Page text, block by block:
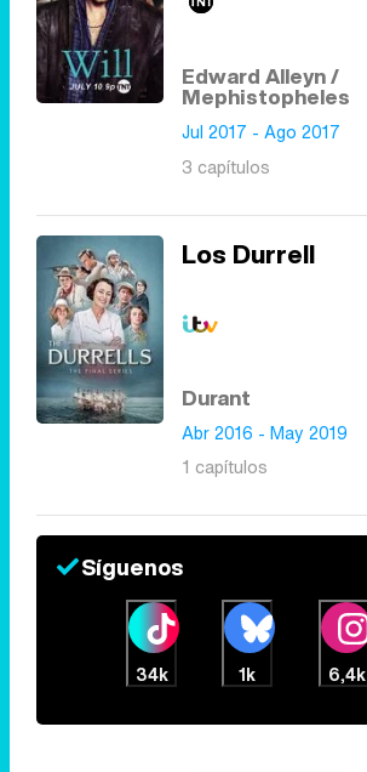
Edward Alleyn /
Mephistopheles
Jul 2017 - Ago 2017
3 capítulos
Los Durrell
Durant
Abr 2016 - May 2019
1 capítulos
Síguenos
34k 1k 6,4k